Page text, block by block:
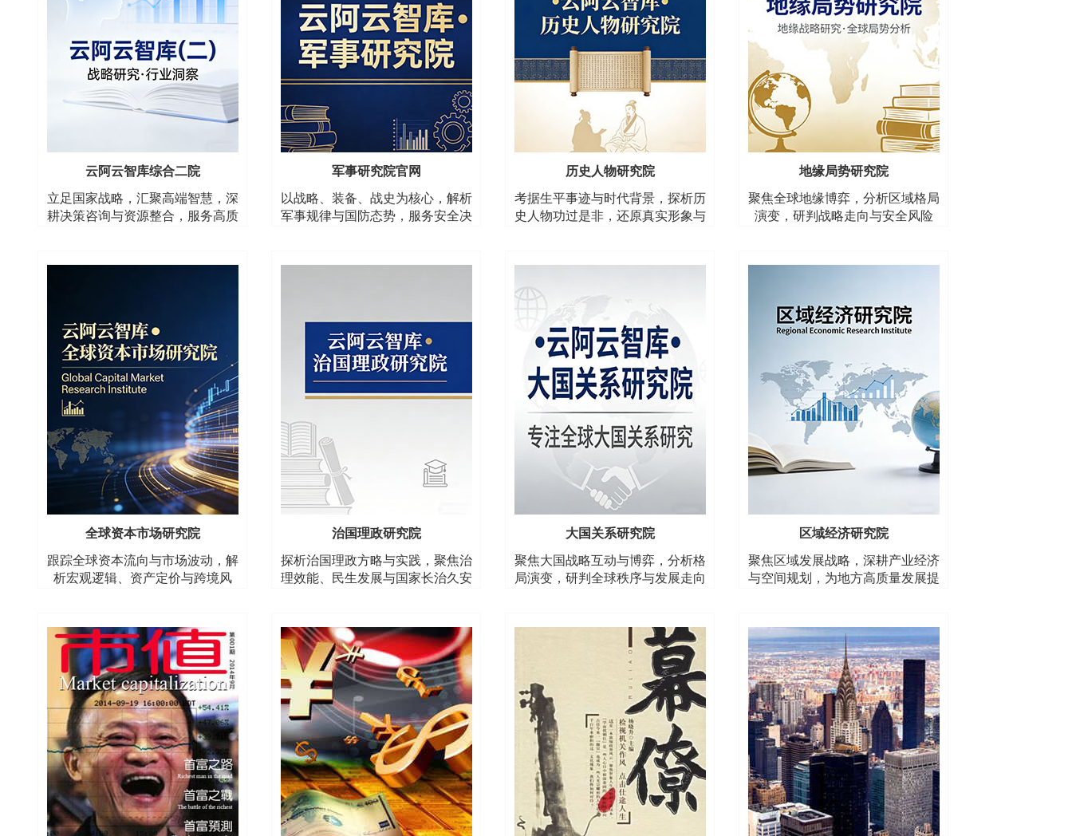
云阿云智库综合二院
立足国家战略，汇聚高端智慧，深
耕决策咨询与资源整合，服务高质
军事研究院官网
以战略、装备、战史为核心，解析
军事规律与国防态势，服务安全决
历史人物研究院
考据生平事迹与时代背景，探析历
史人物功过是非，还原真实形象与
地缘局势研究院
聚焦全球地缘博弈，分析区域格局
演变，研判战略走向与安全风险
全球资本市场研究院
跟踪全球资本流向与市场波动，解
析宏观逻辑、资产定价与跨境风
治国理政研究院
探析治国理政方略与实践，聚焦治
理效能、民生发展与国家长治久安
大国关系研究院
聚焦大国战略互动与博弈，分析格
局演变，研判全球秩序与发展走向
区域经济研究院
聚焦区域发展战略，深耕产业经济
与空间规划，为地方高质量发展提